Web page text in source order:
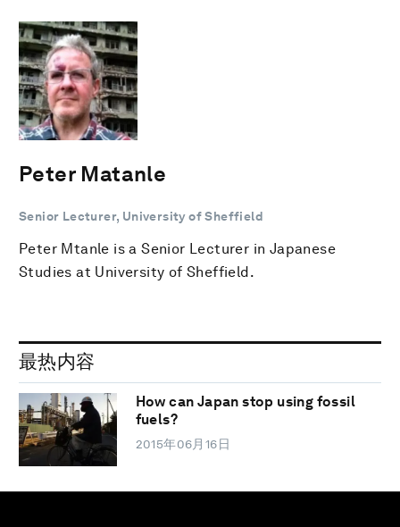
Peter Matanle
Senior Lecturer, University of Sheffield
Peter Mtanle is a Senior Lecturer in Japanese
Studies at University of Sheffield.
最热内容
How can Japan stop using fossil
fuels?
2015年06月16日